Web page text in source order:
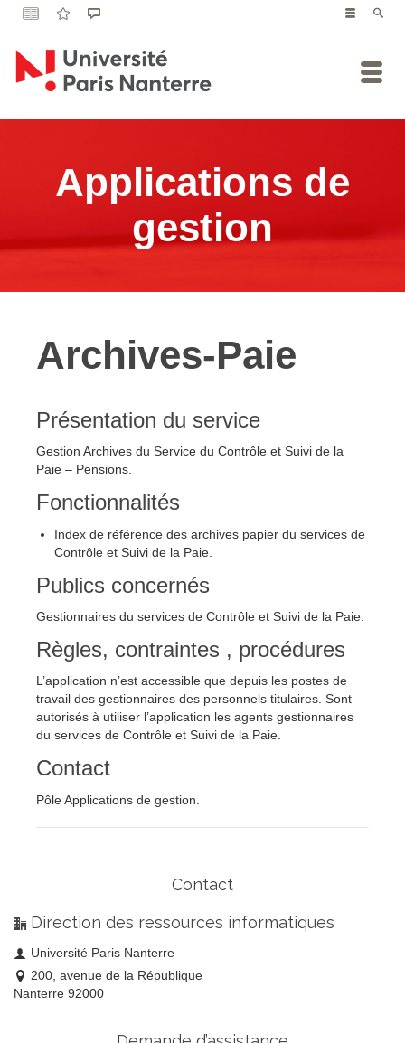
Applications de
gestion
Archives-Paie
Présentation du service
Gestion Archives du Service du Contrôle et Suivi de la
Paie – Pensions.
Fonctionnalités
Index de référence des archives papier du services de
Contrôle et Suivi de la Paie.
Publics concernés
Gestionnaires du services de Contrôle et Suivi de la Paie.
Règles, contraintes , procédures
L’application n’est accessible que depuis les postes de
travail des gestionnaires des personnels titulaires. Sont
autorisés à utiliser l’application les agents gestionnaires
du services de Contrôle et Suivi de la Paie.
Contact
Pôle Applications de gestion.
Contact
Direction des ressources informatiques
Université Paris Nanterre
200, avenue de la République
Nanterre 92000